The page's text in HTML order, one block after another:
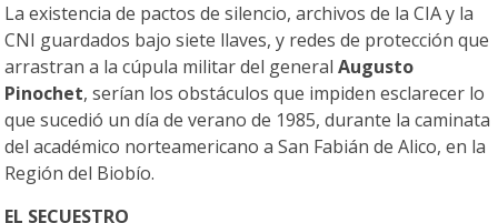
La existencia de pactos de silencio, archivos de la CIA y la
CNI guardados bajo siete llaves, y redes de protección que
arrastran a la cúpula militar del generalAugusto
Pinochet, serían los obstáculos que impiden esclarecer lo
que sucedió un día de verano de 1985, durante la caminata
del académico norteamericano a San Fabián de Alico, en la
Región del Biobío.
EL SECUESTRO